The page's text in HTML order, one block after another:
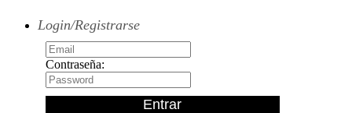
Login/Registrarse
Contraseña: